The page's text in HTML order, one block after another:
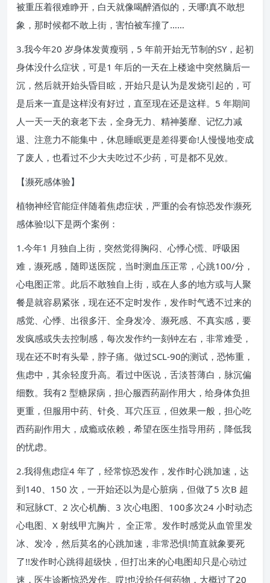
被重压着很难睁开，白天就像喝醉酒似的，天哪!真不敢想
象，那时候都不敢上街，害怕被车撞了……
3.我今年20 岁身体发黄瘦弱，5 年前开始无节制的SY，起初
身体没什么症状，可是1 年后的一天在上楼途中突然脑后一
沉，然后就开始头昏目眩，开始只是认为是发烧引起的，可
是后来一直是这样没有好过，直至现在还是这样。5 年期间
人一天一天的衰老下去，全身无力、精神萎靡、记忆力减
退、注意力不能集中，休息睡眠更是差得要命!人慢慢地变成
了废人，也看过不少大夫吃过不少药，可是都不见效。
【濒死感体验】
植物神经官能症伴随着焦虑症状，严重的会有惊恐发作濒死
感体验!以下是两个案例：
1.今年1 月独自上街，突然觉得胸闷、心悸心慌、呼吸困
难，濒死感，随即送医院，当时测血压正常，心跳100/分，
心电图正常。此后不敢独自上街，或在人多的地方或与人聚
餐是就容易紧张，现在还不定时发作，发作时气透不过来的
感觉、心悸、出很多汗、全身发冷、濒死感、不真实感，要
发疯感或失去控制感，每次发作约一刻钟左右，非常难受，
现在还不时有头晕，脖子痛。做过SCL-90的测试，恐怖重，
焦虑中，其余轻度升高。看过中医说，舌淡苔薄白，脉沉偏
细数。我有2 型糖尿病，担心服西药副作用大，给身体负担
更重，但服用中药、针灸、耳穴压豆，但效果一般，担心吃
西药副作用大，成瘾或依赖，希望在医生指导用药，降低我
的忧虑。
2.我得焦虑症4 年了，经常惊恐发作，发作时心跳加速，达
到140、150 次，一开始还以为是心脏病，但做了5 次B 超
和冠脉CT、2 次心机酶、3 次心电图、100多次24 小时动态
心电图、X 射线甲亢胸片， 全正常。发作时感觉从血管里发
冰、发冷，然后莫名的心跳加速，非常恐惧!简直就象要死
了!!发作时心跳得超级快，但打出来的心电图却只是心动过
速，医生诊断惊恐发作。哎!也没给任何药物，大概过了20